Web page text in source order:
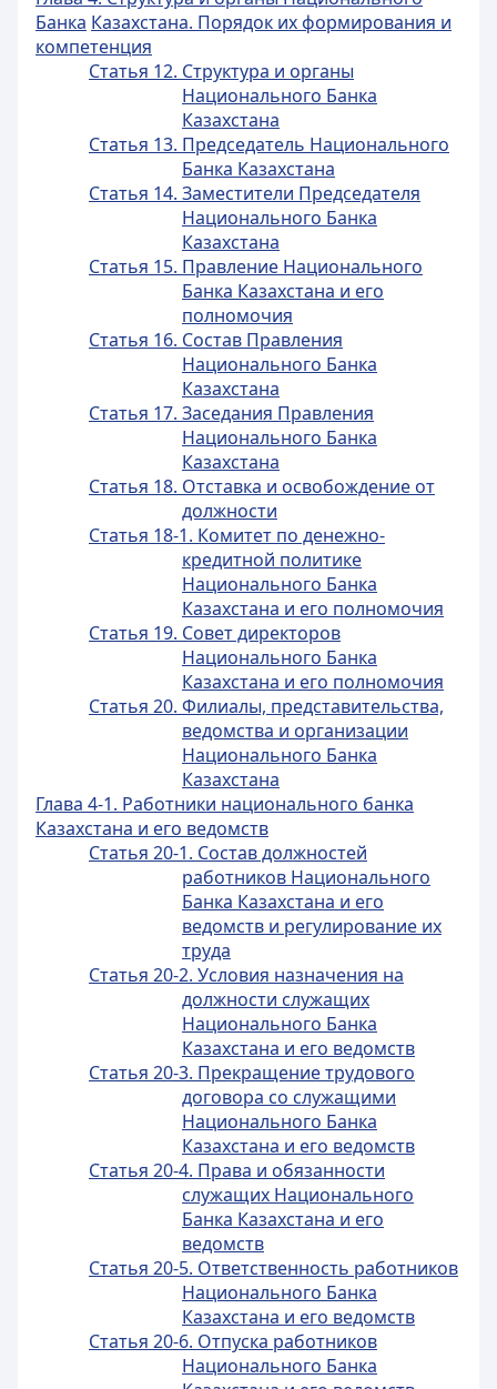
Банка Казахстана. Порядок их формирования и
компетенция
Статья 12. Структура и органы
Национального Банка
Казахстана
Статья 13. Председатель Национального
Банка Казахстана
Статья 14. Заместители Председателя
Национального Банка
Казахстана
Статья 15. Правление Национального
Банка Казахстана и его
полномочия
Статья 16. Состав Правления
Национального Банка
Казахстана
Статья 17. Заседания Правления
Национального Банка
Казахстана
Статья 18. Отставка и освобождение от
должности
Статья 18-1. Комитет по денежно-
кредитной политике
Национального Банка
Казахстана и его полномочия
Статья 19. Совет директоров
Национального Банка
Казахстана и его полномочия
Статья 20. Филиалы, представительства,
ведомства и организации
Национального Банка
Казахстана
Глава 4-1. Работники национального банка
Казахстана и его ведомств
Статья 20-1. Состав должностей
работников Национального
Банка Казахстана и его
ведомств и регулирование их
труда
Статья 20-2. Условия назначения на
должности служащих
Национального Банка
Казахстана и его ведомств
Статья 20-3. Прекращение трудового
договора со служащими
Национального Банка
Казахстана и его ведомств
Статья 20-4. Права и обязанности
служащих Национального
Банка Казахстана и его
ведомств
Статья 20-5. Ответственность работников
Национального Банка
Казахстана и его ведомств
Статья 20-6. Отпуска работников
Национального Банка